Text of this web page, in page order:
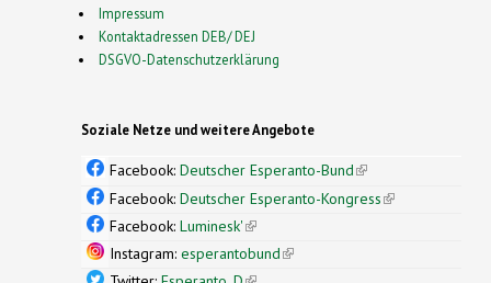
Impressum
Kontaktadressen DEB/ DEJ
DSGVO-Datenschutzerklärung
Soziale Netze und weitere Angebote
Facebook: Deutscher Esperanto-Bund(link is
external)
Facebook: Deutscher Esperanto-Kongress(link is
Facebook: Luminesk'(link is external)
Instagram: esperantobund(link is external)